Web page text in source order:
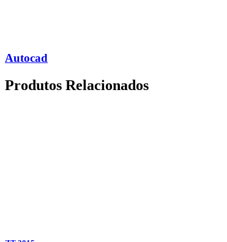
Autocad
Produtos Relacionados